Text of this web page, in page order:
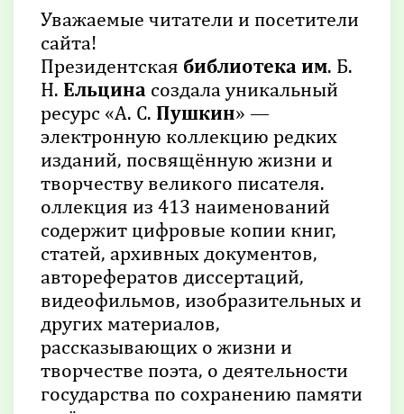
Уважаемые читатели и посетители
сайта!
Президентская библиотека им. Б.
Н. Ельцина создала уникальный
ресурс «А. С. Пушкин» —
электронную коллекцию редких
изданий, посвящённую жизни и
творчеству великого писателя.
оллекция из 413 наименований
содержит цифровые копии книг,
статей, архивных документов,
авторефератов диссертаций,
видеофильмов, изобразительных и
других материалов,
рассказывающих о жизни и
творчестве поэта, о деятельности
государства по сохранению памяти